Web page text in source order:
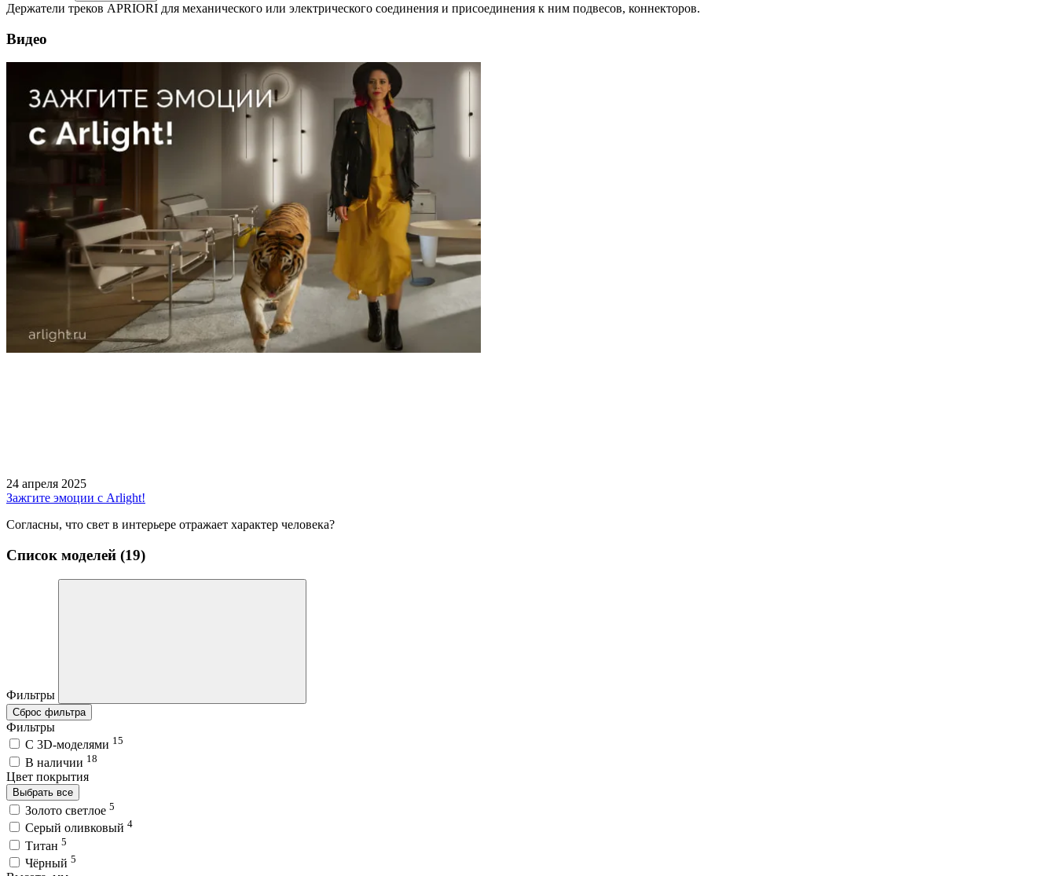
Держатели треков APRIORI для механического или электрического соединения и присоединения к ним подвесов, коннекторов.
Видео
24 апреля 2025
Зажгите эмоции с Arlight!
Согласны, что свет в интерьере отражает характер человека?
Список моделей (19)
Фильтры
Сброс фильтра
Фильтры
C 3D-моделями 15
В наличии 18
Цвет покрытия
Выбрать все
Золото светлое 5
Серый оливковый 4
Титан 5
Чёрный 5